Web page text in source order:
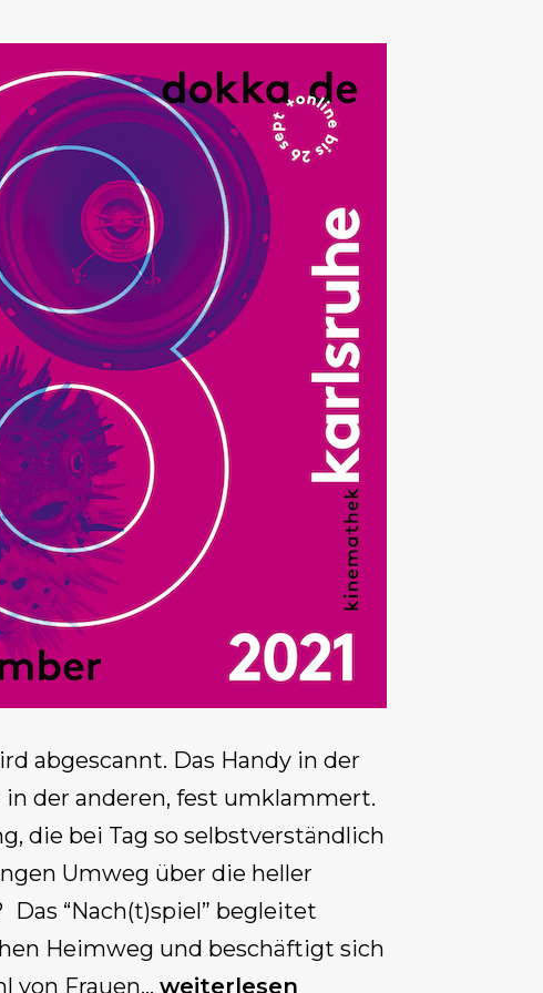
abgescannt. Das Handy in der
in der anderen, fest umklammert.
die bei Tag so selbstverständlich
Umweg über die heller
“Nach(t)spiel” begleitet
Heimweg und beschäftigt sich
von Frauen… Nach(t)spiel
weiterlesen